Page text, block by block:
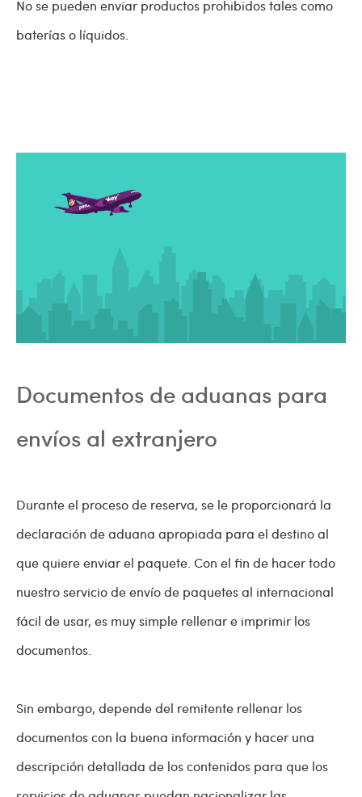
No se pueden enviar productos prohibidos tales como
baterías o líquidos.
Documentos de aduanas para
envíos al extranjero
Durante el proceso de reserva, se le proporcionará la
declaración de aduana apropiada para el destino al
que quiere enviar el paquete. Con el fin de hacer todo
nuestro servicio de envío de paquetes al internacional
fácil de usar, es muy simple rellenar e imprimir los
documentos.
Sin embargo, depende del remitente rellenar los
documentos con la buena información y hacer una
descripción detallada de los contenidos para que los